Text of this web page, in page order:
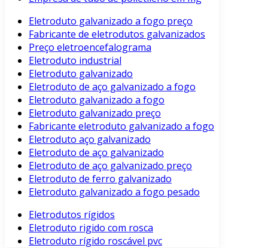
Eletroduto galvanizado a fogo preço
Fabricante de eletrodutos galvanizados
Preço eletroencefalograma
Eletroduto industrial
Eletroduto galvanizado
Eletroduto de aço galvanizado a fogo
Eletroduto galvanizado a fogo
Eletroduto galvanizado preço
Fabricante eletroduto galvanizado a fogo
Eletroduto aço galvanizado
Eletroduto de aço galvanizado
Eletroduto de aço galvanizado preço
Eletroduto de ferro galvanizado
Eletroduto galvanizado a fogo pesado
Eletrodutos rígidos
Eletroduto rigido com rosca
Eletroduto rígido roscável pvc